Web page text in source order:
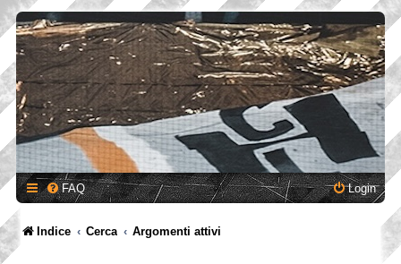
FAQ Login
Indice Cerca Argomenti attivi